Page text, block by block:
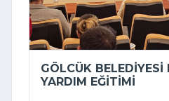
GÖLCÜK BELEDIYESI
YARDIM EĞITIMI